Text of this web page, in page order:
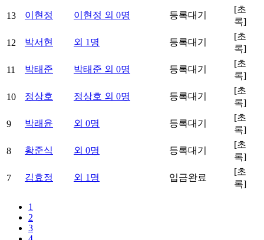
13 이현정 이현정 외 0명 등록대기
[초
록]
12 박서현 외 1 명 등록대기
[초
록]
11 박태준 박태준 외 0명 등록대기
[초
록]
10 정상호 정상호 외 0명 등록대기
[초
록]
9 박래윤 외 0명 등록대기
[초
록]
8 황준식 외 0명 등록대기
[초
록]
7 김효정 외 1 명 입금완료
[초
록]
1
2
3